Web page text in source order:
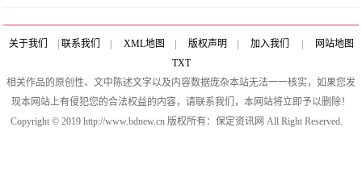
关于我们 | 联系我们 | XML地图 | 版权声明 | 加入我们 |
网站地图
TXT
相关作品的原创性、文中陈述文字以及内容数据庞杂本站无法一一核实，如果您发
现本网站上有侵犯您的合法权益的内容，请联系我们，本网站将立即予以删除！
Copyright © 2019 http://www.bdnew.cn 版权所有：保定资讯网 All Right Reserved.